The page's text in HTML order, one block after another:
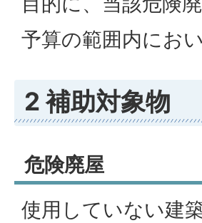
予算の範囲内にお
2 補助対象物
危険廃屋
使用していない建